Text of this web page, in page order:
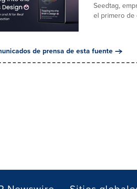
Seedtag,
el primero de
de prensa de esta fuente